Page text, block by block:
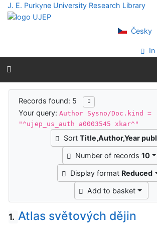
Go to content
Go to menu
J. E. Purkyne University Research Library
Česky
Search results
Records found: 5
Your query:Author Sysno/Doc.kind =
"^ujep_us_auth a0003545 xkar^"
SortTitle,Author,Year
Number of records 10
Display format Reduced
Add to basket
1. Atlas světových dějin